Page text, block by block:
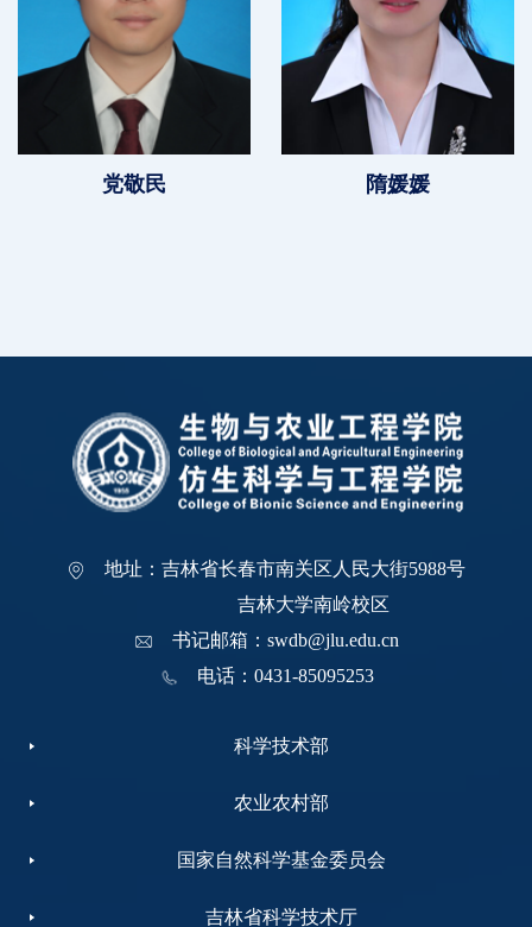
党敬民 隋媛媛
地址：吉林省长春市南关区人民大街5988号
吉林大学南岭校区
书记邮箱：swdb@jlu.edu.cn
电话：0431-85095253
科学技术部
农业农村部
国家自然科学基金委员会
吉林省科学技术厅